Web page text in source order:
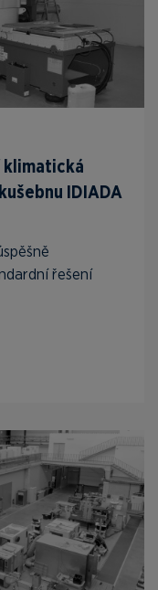
klimatická
IDIADA
řešení